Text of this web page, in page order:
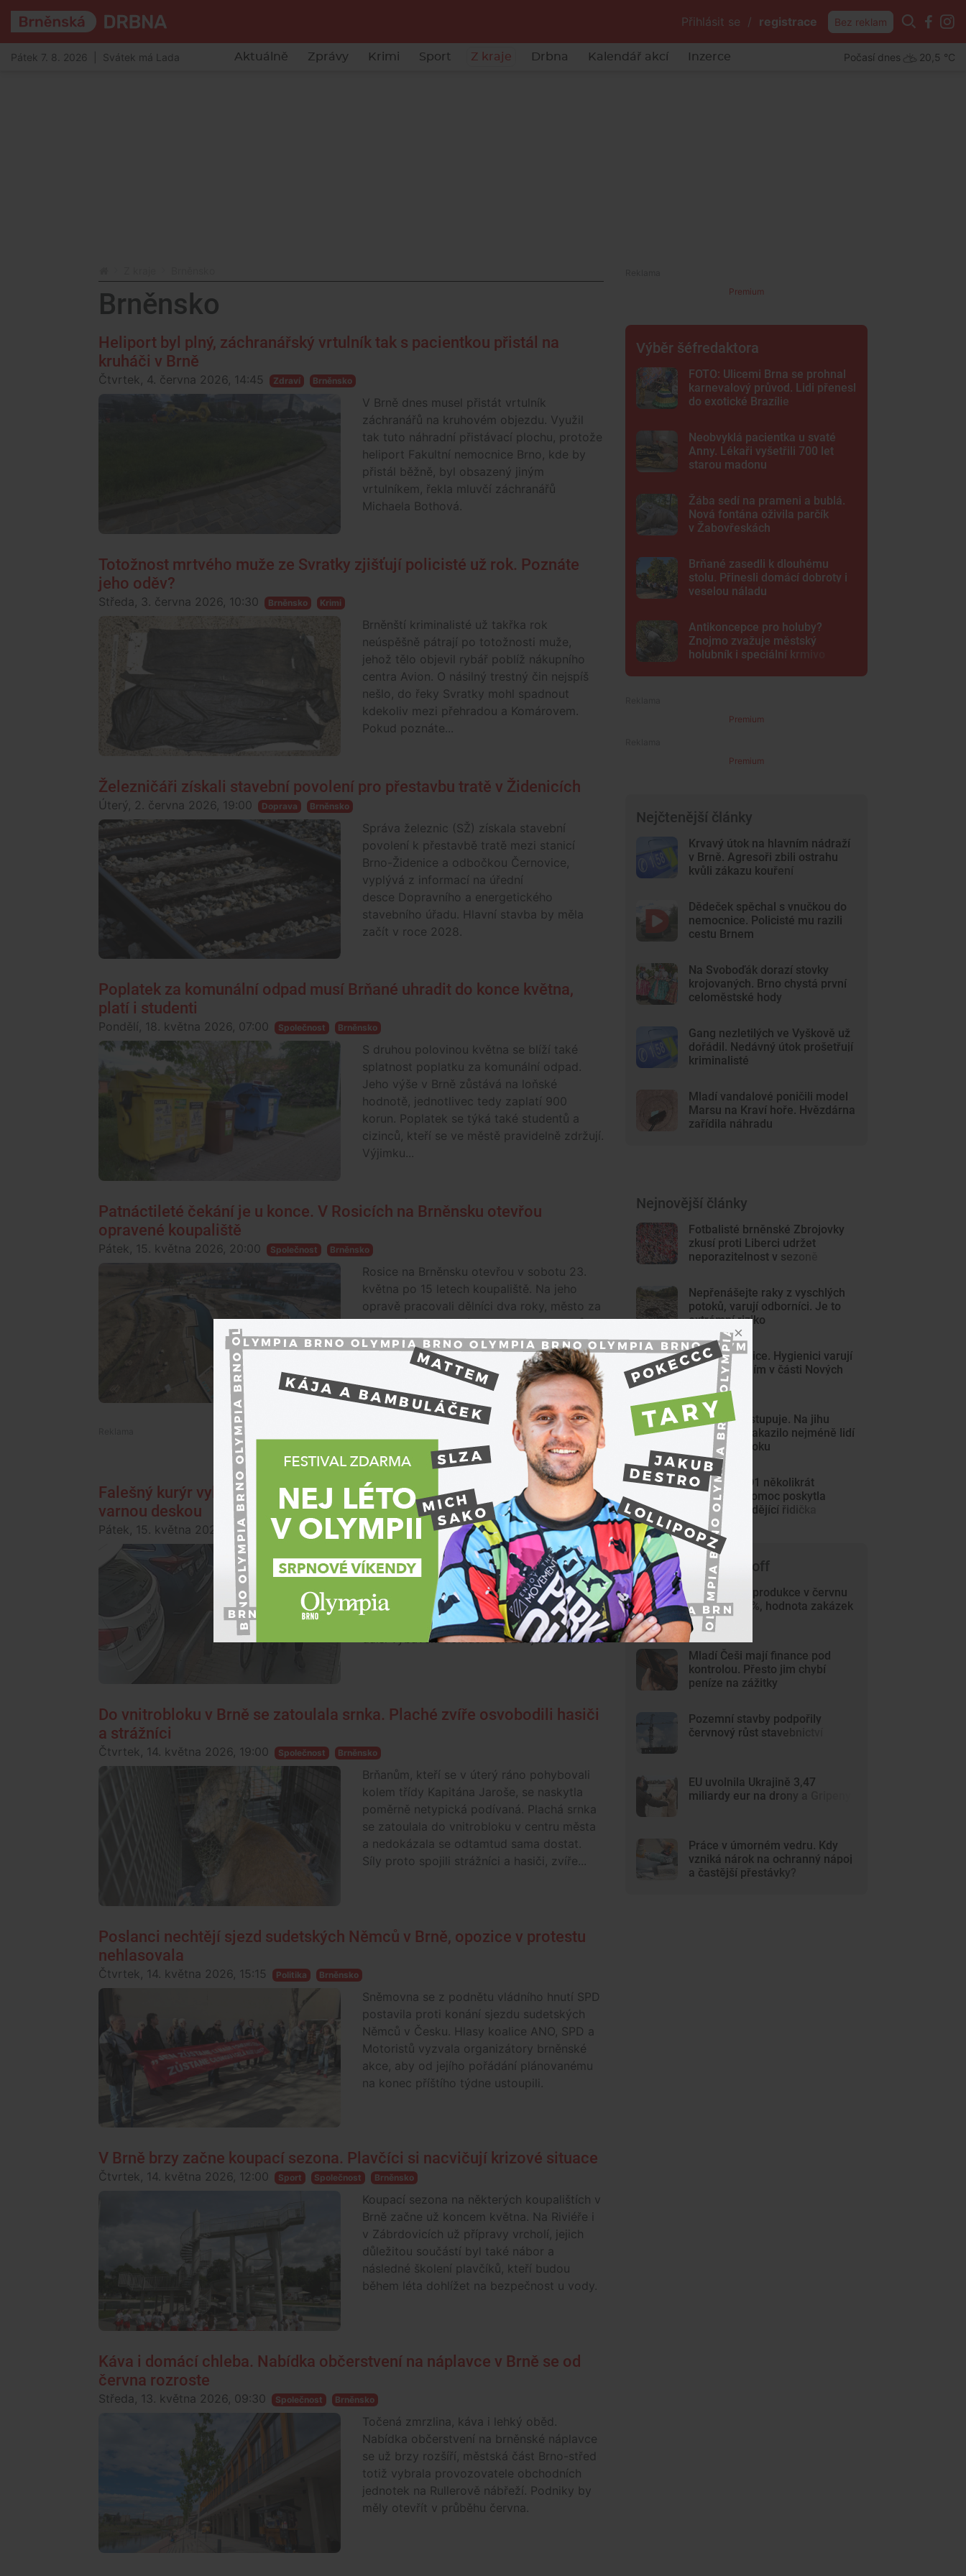
Přihlásit se / registrace Bez reklam
Pátek 7. 8. 2026 | Svátek má Lada Aktuálně Zprávy Krimi Sport Z kraje Drbna Kalendář akcí Inzerce Počasí dnes 20,5 °C
Brněnsko
Heliport byl plný, záchranářský vrtulník tak s pacientkou přistál na
kruháči v Brně
Čtvrtek, 4. června 2026, 14:45 Zdraví Brněnsko
V Brně dnes musel přistát vrtulník
záchranářů na kruhovém objezdu. Využil
tak tuto náhradní přistávací plochu, protože
heliport Fakultní nemocnice Brno, kde by
přistál běžně, byl obsazený jiným
vrtulníkem, řekla mluvčí záchranářů
Michaela Bothová.
Totožnost mrtvého muže ze Svratky zjišťují policisté už rok. Poznáte
jeho oděv?
Středa, 3. června 2026, 10:30 Brněnsko Krimi
Brněnští kriminalisté už takřka rok
neúspěšně pátrají po totožnosti muže,
jehož tělo objevil rybář poblíž nákupního
centra Avion. O násilný trestný čin nejspíš
nešlo, do řeky Svratky mohl spadnout
kdekoliv mezi přehradou a Komárovem.
Pokud poznáte...
Železničáři získali stavební povolení pro přestavbu tratě v Židenicích
Úterý, 2. června 2026, 19:00 Doprava Brněnsko
Správa železnic (SŽ) získala stavební
povolení k přestavbě tratě mezi stanicí
Brno-Židenice a odbočkou Černovice,
vyplývá z informací na úřední
desce Dopravního a energetického
stavebního úřadu. Hlavní stavba by měla
začít v roce 2028.
Poplatek za komunální odpad musí Brňané uhradit do konce května,
platí i studenti
Pondělí, 18. května 2026, 07:00 Společnost Brněnsko
S druhou polovinou května se blíží také
splatnost poplatku za komunální odpad.
Jeho výše v Brně zůstává na loňské
hodnotě, jednotlivec tedy zaplatí 900
korun. Poplatek se týká také studentů a
cizinců, kteří se ve městě pravidelně zdržují.
Výjimku...
Patnáctileté čekání je u konce. V Rosicích na Brněnsku otevřou
opravené koupaliště
Pátek, 15. května 2026, 20:00 Společnost Brněnsko
Rosice na Brněnsku otevřou v sobotu 23.
května po 15 letech koupaliště. Na jeho
opravě pracovali dělníci dva roky, město za
ni a za úpravy okolí zaplatilo 136 milionů
korun, řekl mluvčí města Jakub Hnát. Kromě
bazénu je nyní na koupališti k...
Falešný kurýr vykrádal byty na Brněnsku. Nepohrdnul drogerií ani
varnou deskou
Pátek, 15. května 2026, 12:00 Brněnsko Krimi
Pro kurýrní službu pracoval jen pět dní, ale
opatřil si veškeré firemní oblečení a
vybavení. Pak v promyšleném převleku
vykrádal byty na Brněnsku. Třicátník jich
vykradl desítky, přivlastnil si elektroniku i
další vybavení domácnost. Zaujala ho také...
Do vnitrobloku v Brně se zatoulala srnka. Plaché zvíře osvobodili hasiči
a strážníci
Čtvrtek, 14. května 2026, 19:00 Společnost Brněnsko
Brňanům, kteří se v úterý ráno pohybovali
kolem třídy Kapitána Jaroše, se naskytla
poměrně netypická podívaná. Plachá srnka
se zatoulala do vnitrobloku v centru města
a nedokázala se odtamtud sama dostat.
Síly proto spojili strážníci a hasiči, zvíře...
Poslanci nechtějí sjezd sudetských Němců v Brně, opozice v protestu
nehlasovala
Čtvrtek, 14. května 2026, 15:15 Politika Brněnsko
Sněmovna se z podnětu vládního hnutí SPD
postavila proti konání sjezdu sudetských
Němců v Česku. Hlasy koalice ANO, SPD a
Motoristů vyzvala organizátory brněnské
akce, aby od jejího pořádání plánovanému
na konec příštího týdne ustoupili.
V Brně brzy začne koupací sezona. Plavčíci si nacvičují krizové situace
Čtvrtek, 14. května 2026, 12:00 Sport Společnost Brněnsko
Koupací sezona na některých koupalištích v
Brně začne už koncem května. Na Riviéře i
v Zábrdovicích už přípravy vrcholí, jejich
důležitou součástí byl také nábor a
následné školení plavčíků, kteří budou
během léta dohlížet na bezpečnost u vody.
Káva i domácí chleba. Nabídka občerstvení na náplavce v Brně se od
června rozroste
Středa, 13. května 2026, 09:30 Společnost Brněnsko
Točená zmrzlina, káva i lehký oběd.
Nabídka občerstvení na brněnské náplavce
se už brzy rozšíří, městská část Brno-střed
totiž vybrala provozovatele obchodních
jednotek na Rullerově nábřeží. Podniky by
měly otevřít v průběhu června.
Premium
Výběr šéfredaktora
FOTO: Ulicemi Brna se prohnal
karnevalový průvod. Lidi přenesl
do exotické Brazílie
Neobvyklá pacientka u svaté
Anny. Lékaři vyšetřili 700 let
starou madonu
Žába sedí na prameni a bublá.
Nová fontána oživila parčík
v Žabovřeskách
Brňané zasedli k dlouhému
stolu. Přinesli domácí dobroty i
veselou náladu
Antikoncepce pro holuby?
Znojmo zvažuje městský
holubník i speciální krmivo
Premium
Premium
Nejčtenější články
Krvavý útok na hlavním nádraží
v Brně. Agresoři zbili ostrahu
kvůli zákazu kouření
Dědeček spěchal s vnučkou do
nemocnice. Policisté mu razili
cestu Brnem
Na Svoboďák dorazí stovky
krojovaných. Brno chystá první
celoměstské hody
Gang nezletilých ve Vyškově už
dořádil. Nedávný útok prošetřují
kriminalisté
Mladí vandalové poničili model
Marsu na Kraví hoře. Hvězdárna
zařídila náhradu
Nejnovější články
Fotbalisté brněnské Zbrojovky
zkusí proti Liberci udržet
neporazitelnost v sezoně
Nepřenášejte raky z vyschlých
potoků, varují odborníci. Je to
extrémní riziko
Pozor na sinice. Hygienici varují
před koupáním v části Nových
Mlýnů
Žloutenka ustupuje. Na jihu
Moravy se nakazilo nejméně lidí
od začátku roku
Auto se na D1 několikrát
převrátilo. Pomoc poskytla
jediná projíždějící řidička
O čem píše Trade-off
Průmyslová produkce v červnu
vzrostla o 4 %, hodnota zakázek
stoupla
Mladí Češi mají finance pod
kontrolou. Přesto jim chybí
peníze na zážitky
Pozemní stavby podpořily
červnový růst stavebnictví
EU uvolnila Ukrajině 3,47
miliardy eur na drony a Gripeny
Práce v úmorném vedru. Kdy
vzniká nárok na ochranný nápoj
a častější přestávky?